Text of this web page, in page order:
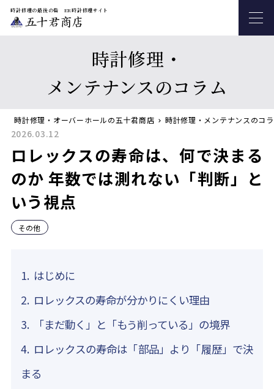
時計修理の最後の砦 ER時計修理サイト
時計修理・
メンテナンスのコラム
時計修理・オーバーホールの五十君商店 時計修理・メンテナンスのコ
2026.03.12
ロレックスの寿命は、何で決まる
のか 年数では測れない「判断」と
いう視点
その他
はじめに
ロレックスの寿命が分かりにくい理由
「まだ動く」と「もう削っている」の境界
ロレックスの寿命は「部品」より「履歴」で決
まる